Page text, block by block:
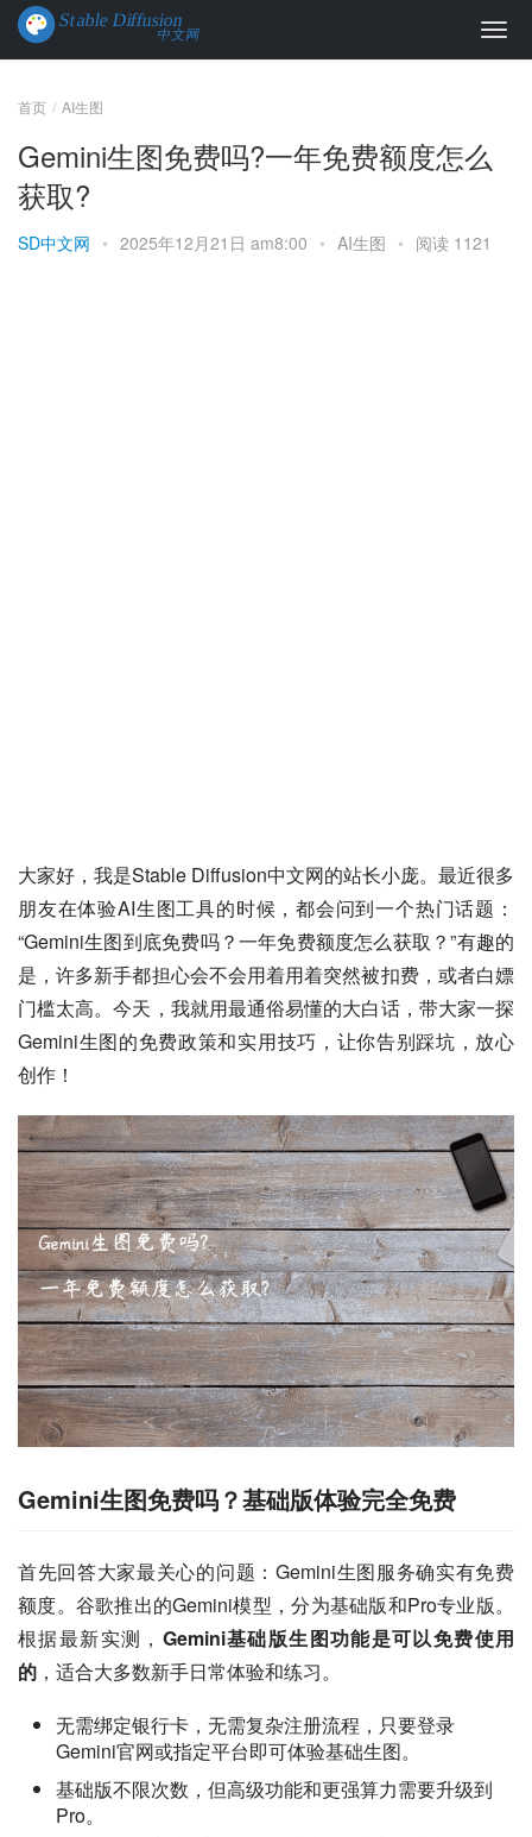
首页 AI生图
Gemini生图免费吗?一年免费额度怎么
获取?
SD中文网 • 2025年12月21日 am8:00 • AI生图 • 阅读 1121
大家好，我是Stable Diffusion中文网的站长小庞。最近很多
朋友在体验AI生图工具的时候，都会问到一个热门话题：
“Gemini生图到底免费吗？一年免费额度怎么获取？”有趣的
是，许多新手都担心会不会用着用着突然被扣费，或者白嫖
门槛太高。今天，我就用最通俗易懂的大白话，带大家一探
Gemini生图的免费政策和实用技巧，让你告别踩坑，放心
创作！
Gemini生图免费吗？基础版体验完全免费
首先回答大家最关心的问题：Gemini生图服务确实有免费
额度。谷歌推出的Gemini模型，分为基础版和Pro专业版。
根据最新实测， Gemini基础版生图功能是可以免费使用
的 ，适合大多数新手日常体验和练习。
无需绑定银行卡，无需复杂注册流程，只要登录
Gemini官网或指定平台即可体验基础生图。
基础版不限次数，但高级功能和更强算力需要升级到
Pro。